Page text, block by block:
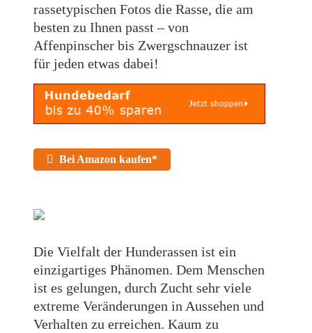
rassetypischen Fotos die Rasse, die am
besten zu Ihnen passt – von
Affenpinscher bis Zwergschnauzer ist
für jeden etwas dabei!
Bei Amazon kaufen*
Die Vielfalt der Hunderassen ist ein
einzigartiges Phänomen. Dem Menschen
ist es gelungen, durch Zucht sehr viele
extreme Veränderungen in Aussehen und
Verhalten zu erreichen. Kaum zu